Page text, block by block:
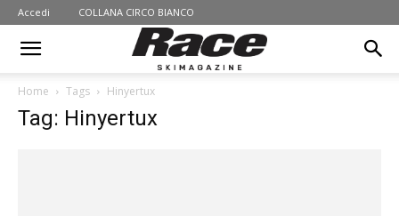
Accedi COLLANA CIRCO BIANCO
Home Tags Hinyertux
Tag: Hinyertux